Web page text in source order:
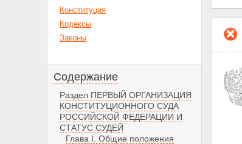
Конституция
Кодексы
Законы
Содержание
Раздел ПЕРВЫЙ ОРГАНИЗАЦИЯ
КОНСТИТУЦИОННОГО СУДА
РОССИЙСКОЙ ФЕДЕРАЦИИ И
СТАТУС СУДЕЙ
Глава I. Общие положения